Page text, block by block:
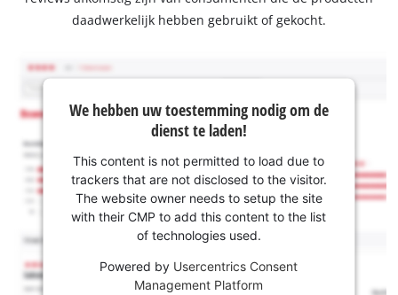
daadwerkelijk hebben gebruikt of gekocht.
We hebben uw toestemming nodig om de
dienst te laden!
This content is not permitted to load due to
trackers that are not disclosed to the visitor.
The website owner needs to setup the site
with their CMP to add this content to the list
of technologies used.
Powered by Usercentrics Consent
Management Platform